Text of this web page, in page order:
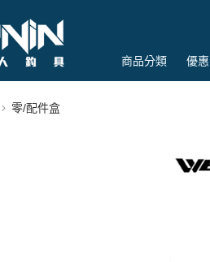
商品分類 優
零/配件盒